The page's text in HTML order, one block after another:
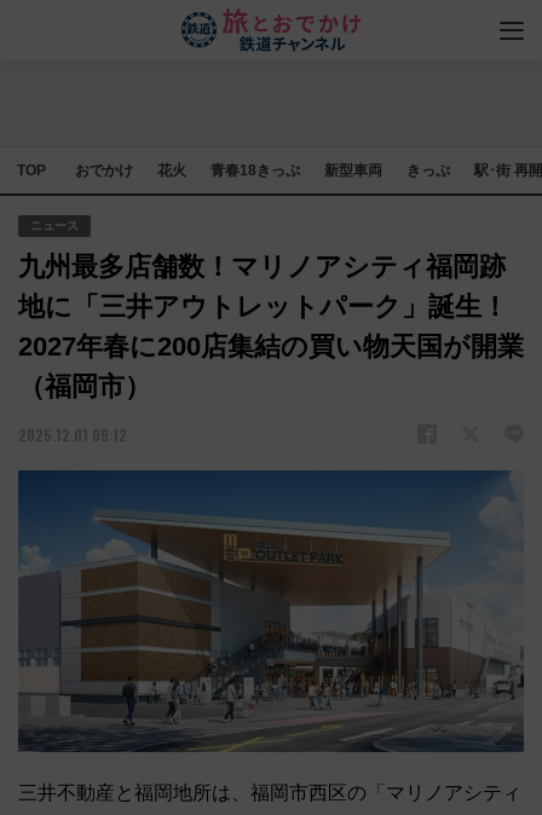
TOP おでかけ 花火 青春18きっぷ 新型車両 きっぷ 駅･街 再
ニュース
九州最多店舗数！マリノアシティ福岡跡
地に「三井アウトレットパーク」誕生！
2027年春に200店集結の買い物天国が開業
（福岡市）
2025.12.01 09:12
三井不動産と福岡地所は、福岡市西区の「マリノアシティ